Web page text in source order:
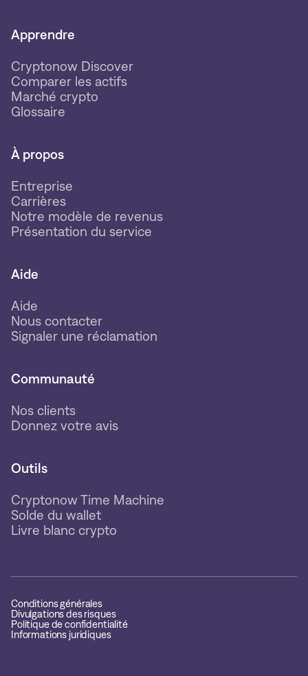
Apprendre
Cryptonow Discover
Comparer les actifs
Marché crypto
Glossaire
À propos
Entreprise
Carrières
Notre modèle de revenus
Présentation du service
Aide
Aide
Nous contacter
Signaler une réclamation
Communauté
Nos clients
Donnez votre avis
Outils
Cryptonow Time Machine
Solde du wallet
Livre blanc crypto
Conditions générales
Divulgations des risques
Politique de confidentialité
Informations juridiques